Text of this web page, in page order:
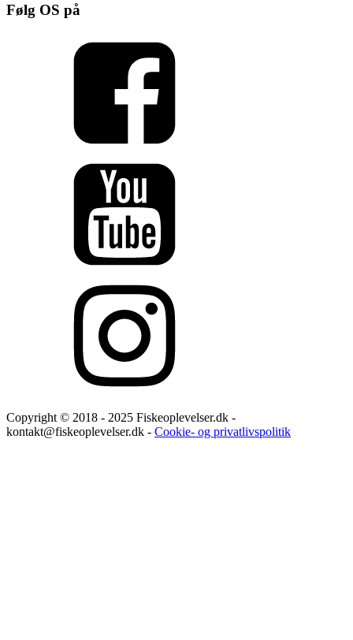
Følg OS på
Copyright © 2018 - 2025 Fiskeoplevelser.dk -
kontakt@fiskeoplevelser.dk - Cookie- og privatlivspolitik